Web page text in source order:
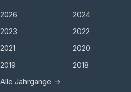
2026
2024
2023
2022
2021
2020
2019
2018
Alle Jahrgänge →